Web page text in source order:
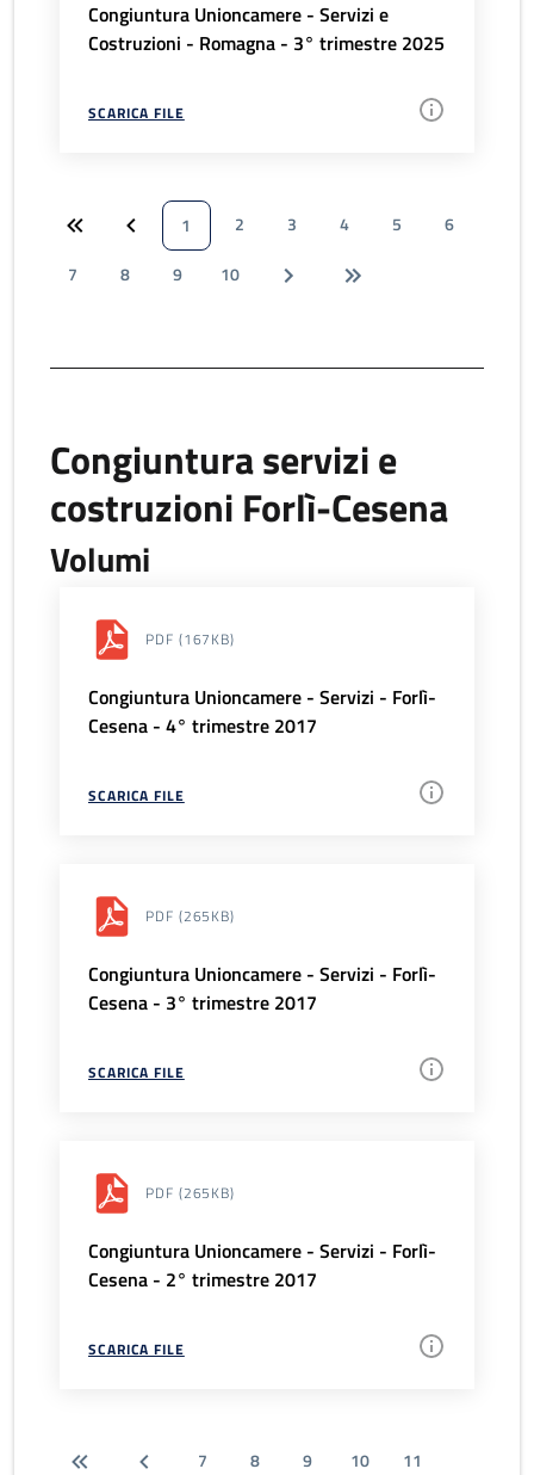
Congiuntura Unioncamere - Servizi e
Costruzioni - Romagna - 3° trimestre 2025
SCARICA FILE
1 2 3 4 5
6
7
8 9 10
Congiuntura servizi e
costruzioni Forlì-Cesena
Volumi
PDF (167KB)
Congiuntura Unioncamere - Servizi - Forlì-
Cesena - 4° trimestre 2017
SCARICA FILE
PDF (265KB)
Congiuntura Unioncamere - Servizi - Forlì-
Cesena - 3° trimestre 2017
SCARICA FILE
PDF (265KB)
Congiuntura Unioncamere - Servizi - Forlì-
Cesena - 2° trimestre 2017
SCARICA FILE
7 8 9 10
11